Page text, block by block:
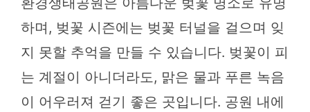
하며, 벚꽃 시즌에는 벚꽃 터널을 걸으며 잊
지 못할 추억을 만들 수 있습니다. 벚꽃이 피
는 계절이 아니더라도, 맑은 물과 푸른 녹음
이 어우러져 걷기 좋은 곳입니다. 공원 내에